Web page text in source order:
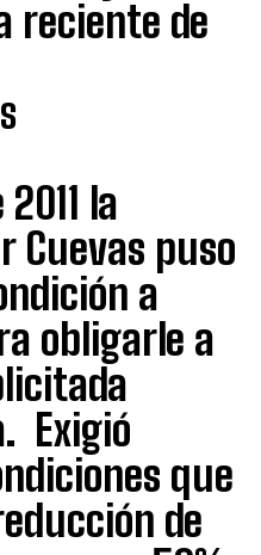
reciente de
la
Cuevas puso
a
obligarle a
Exigió
que
de